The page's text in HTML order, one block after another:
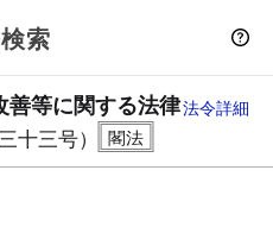
索
善等に関する法律
十三号）
法令詳細